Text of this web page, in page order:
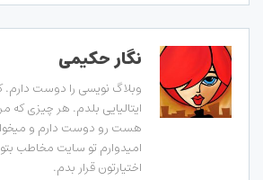
نگار حکیمی
وبلاگ نویسی را دوست دارم.
ایتالیایی بلدم. هر چیزی که
هست رو دوست دارم و
امیدوارم تو سایت مخاطب
اختیارتون قرار بدم.